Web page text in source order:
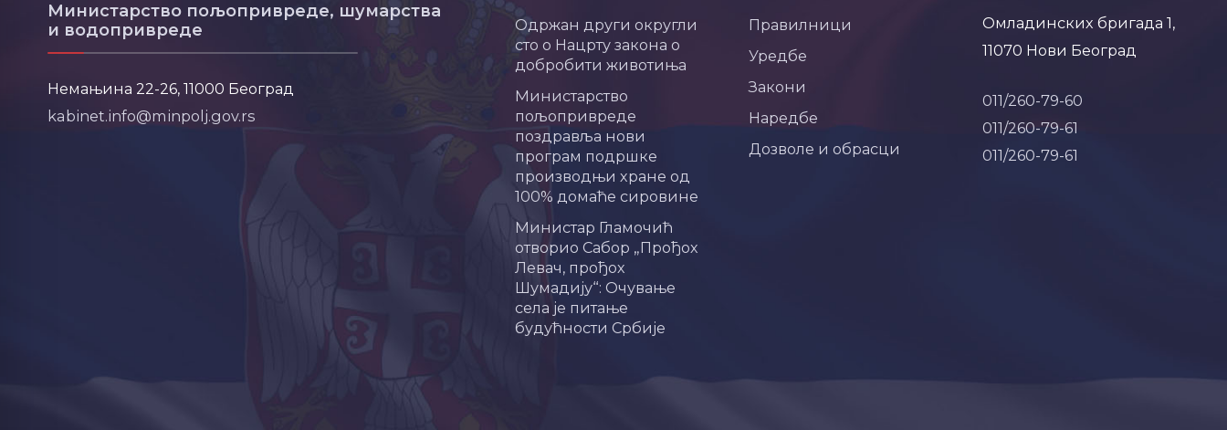
Министарство пољопривреде, шумарства
и водопривреде
Немањина 22-26, 11000 Београд
kabinet.info@minpolj.gov.rs
Одржан други округли
сто о Нацрту закона о
добробити животиња
Министарство
пољопривреде
поздравља нови
програм подршке
производњи хране од
100% домаће сировине
Министар Гламочић
отворио Сабор „Прођох
Левач, прођох
Шумадију“: Очување
села је питање
будућности Србије
Правилници
Уредбе
Закони
Наредбе
Дозволе и обрасци
Омладинских бригада 1,
11070 Нови Београд
011/260-79-60
011/260-79-61
011/260-79-61